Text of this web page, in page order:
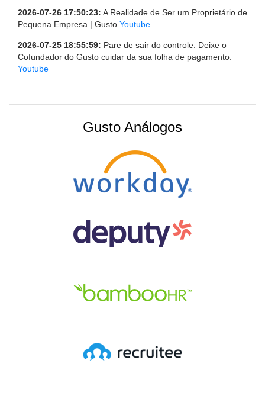
2026-07-26 17:50:23: A Realidade de Ser um Proprietário de
Pequena Empresa | Gusto Youtube
2026-07-25 18:55:59: Pare de sair do controle: Deixe o
Cofundador do Gusto cuidar da sua folha de pagamento.
Youtube
Gusto Análogos